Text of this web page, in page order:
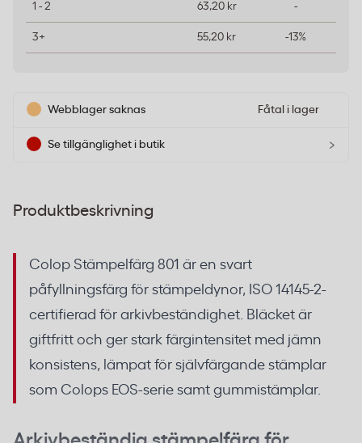
1 - 2 63,20 kr -
3+ 55,20 kr -13%
Webblager saknas Fåtal i lager
Se tillgänglighet i butik ›
Produktbeskrivning
Colop Stämpelfärg 801 är en svart
påfyllningsfärg för stämpeldynor, ISO 14145-2-
certifierad för arkivbeständighet. Bläcket är
giftfritt och ger stark färgintensitet med jämn
konsistens, lämpat för självfärgande stämplar
som Colops EOS-serie samt gummistämplar.